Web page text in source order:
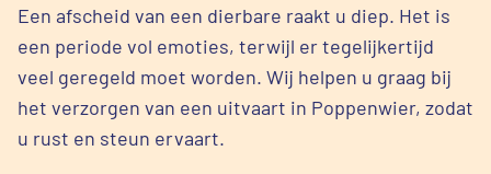
Een afscheid van een dierbare raakt u diep. Het is
een periode vol emoties, terwijl er tegelijkertijd
veel geregeld moet worden. Wij helpen u graag bij
het verzorgen van een uitvaart in Poppenwier, zodat
u rust en steun ervaart.